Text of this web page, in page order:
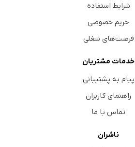
شرایط استفاده
حریم خصوصی
فرصت‌های شغلی
خدمات مشتریان
پیام به پشتیبانی
راهنمای کاربران
تماس با ما
ناشران